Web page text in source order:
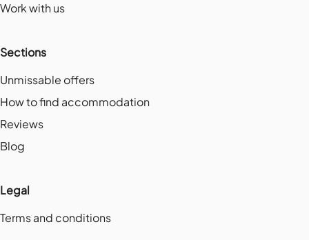
Work with us
Sections
Unmissable offers
How to find accommodation
Reviews
Blog
Legal
Terms and conditions